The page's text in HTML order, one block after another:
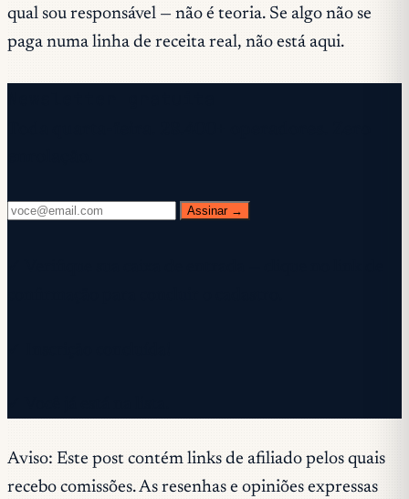
qual sou responsável — não é teoria. Se algo não se
paga numa linha de receita real, não está aqui.
Assinar →
Aviso: Este post contém links de afiliado pelos quais
recebo comissões. As resenhas e opiniões expressas